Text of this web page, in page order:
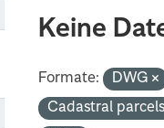
Keine
Formate: DWG
Cadastral